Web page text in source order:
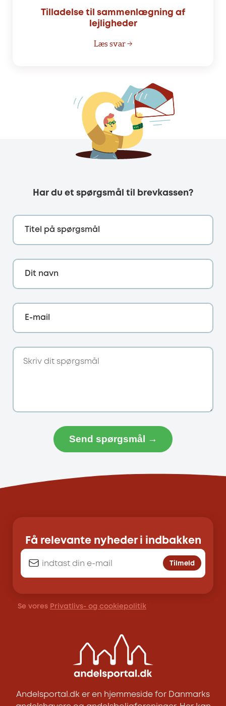
Tilladelse til sammenlægning af
lejligheder
Læs svar →
Har du et spørgsmål til brevkassen?
Titel på spørgsmål
Dit navn
E-mail
Send spørgsmål →
Få relevante nyheder i indbakken
Tilmeld
Se vores Privatlivs- og cookiepolitik
Andelsportal.dk er en hjemmeside for Danmarks